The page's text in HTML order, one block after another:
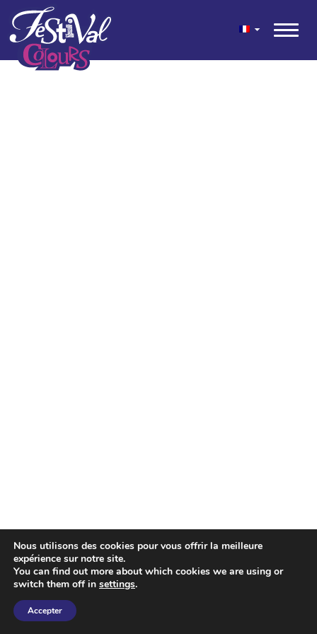
geen content gevonden
© 2026 Festival Colours® est un mélange festif de couleurs pour
jardin et terrasse développé par Kwekerij Wouters.
Nous utilisons des cookies pour vous offrir la meilleure
expérience sur notre site.
You can find out more about which cookies we are using or
switch them off in settings.
Accepter